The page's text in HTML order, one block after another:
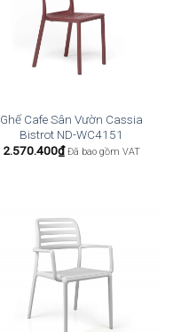
Ghế Cafe Sân Vườn Cassia
Bistrot ND-WC4151
2.570.400₫ Đã bao gồm VAT